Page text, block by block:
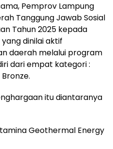
Pemprov Lampung
Tanggung Jawab Sosial
Tahun 2025 kepada
dinilai aktif
daerah melalui program
dari empat kategori :
itu diantaranya
Geothermal Energy